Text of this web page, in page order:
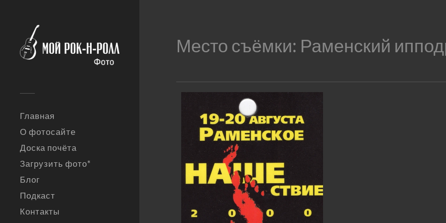
Главная
О фотосайте
Доска почёта
Загрузить фото*
Блог
Подкаст
Контакты
Место съёмки: Раменский